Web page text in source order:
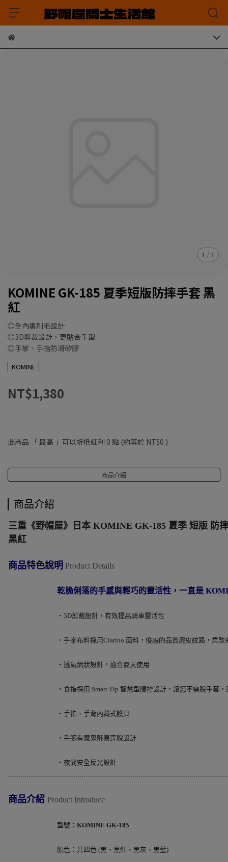
1 / 1
KOMINE GK-185 夏季短版防摔手套 黑
紅
◎全內裏刷毛設計
◎3D剪裁設計，更貼合手型
◎手掌、手指防滑矽膠
KOMINE
NT$1,380
此商品 「 最高 」可以折抵紅利 0 點 (約等於 NT$0 )
商品介紹
商品介紹
三重《野帽屋》
日本 KOMINE GK-185 夏季 短版 防
黑紅
商品特色說明 Product Details
乾脆俐落的手感與輕巧的靈活性，一直是
‧3D剪裁設計，有效提高騎車靈活性
‧手掌布料採用Clarino 面料，優越的品質麂皮紋路，柔軟
‧透氣網狀設計，適合夏天使用
‧食指採用 Smart Tip 智慧型觸控設計，讓您不需脫手套
‧手指、手背內藏式護具
‧手腕有魔鬼氈易穿脫設計
‧夜間安全反光設計
商品介紹 Product Introduce
型號： KOMINE GK-185
顏色：共四色 (黑、黑紅、黑灰、黑藍)